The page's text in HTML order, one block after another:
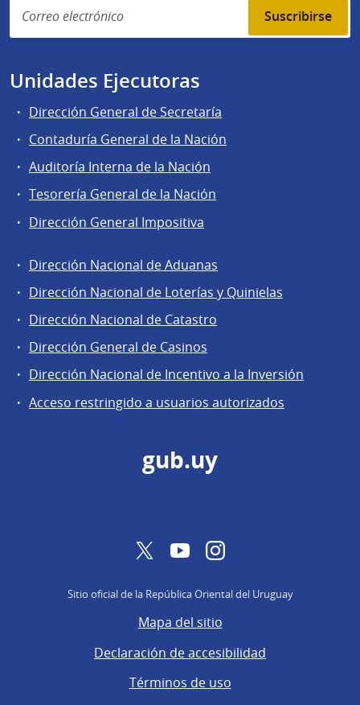
Suscribirse
Unidades Ejecutoras
Dirección General de Secretaría
Contaduría General de la Nación
Auditoría Interna de la Nación
Tesorería General de la Nación
Dirección General Impositiva
Áreas
de
la
Dirección
General
de
Secretaría
Dirección Nacional de Aduanas
Dirección Nacional de Loterías y Quinielas
Dirección Nacional de Catastro
Dirección General de Casinos
Dirección Nacional de Incentivo a la Inversión
Acceso restringido a usuarios autorizados
gub.uy
TwitterYouTubeInstagram
Sitio oficial de la República Oriental del Uruguay
Mapa del sitio
Declaración de accesibilidad
Términos de uso